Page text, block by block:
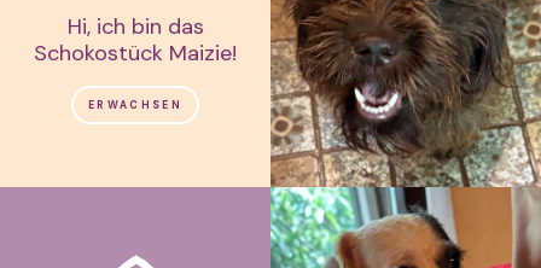
Hi, ich bin das
Schokostück Maizie!
ERWACHSEN